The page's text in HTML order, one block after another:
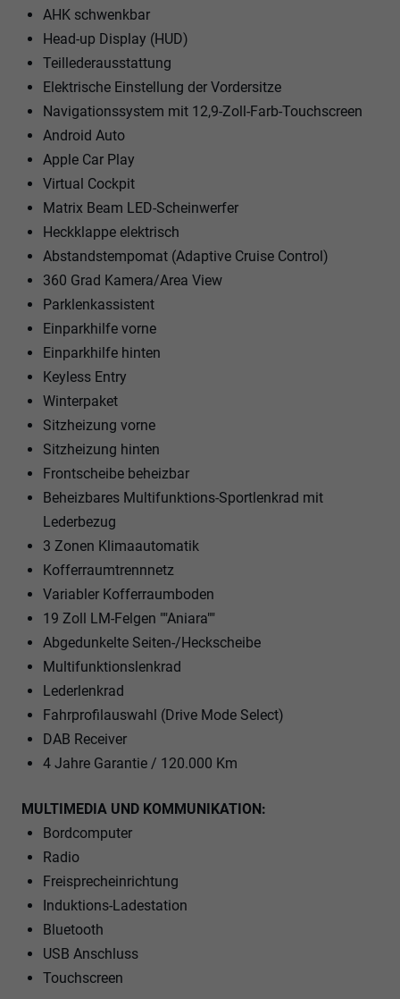
AHK schwenkbar
Head-up Display (HUD)
Teillederausstattung
Elektrische Einstellung der Vordersitze
Navigationssystem mit 12,9-Zoll-Farb-Touchscreen
Android Auto
Apple Car Play
Virtual Cockpit
Matrix Beam LED-Scheinwerfer
Heckklappe elektrisch
Abstandstempomat (Adaptive Cruise Control)
360 Grad Kamera/Area View
Parklenkassistent
Einparkhilfe vorne
Einparkhilfe hinten
Keyless Entry
Winterpaket
Sitzheizung vorne
Sitzheizung hinten
Frontscheibe beheizbar
Beheizbares Multifunktions-Sportlenkrad mit
Lederbezug
3 Zonen Klimaautomatik
Kofferraumtrennnetz
Variabler Kofferraumboden
19 Zoll LM-Felgen ""Aniara""
Abgedunkelte Seiten-/Heckscheibe
Multifunktionslenkrad
Lederlenkrad
Fahrprofilauswahl (Drive Mode Select)
DAB Receiver
4 Jahre Garantie / 120.000 Km
MULTIMEDIA UND KOMMUNIKATION:
Bordcomputer
Radio
Freisprecheinrichtung
Induktions-Ladestation
Bluetooth
USB Anschluss
Touchscreen